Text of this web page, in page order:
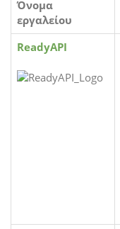
Όνομα
εργαλείου
ReadyAPI